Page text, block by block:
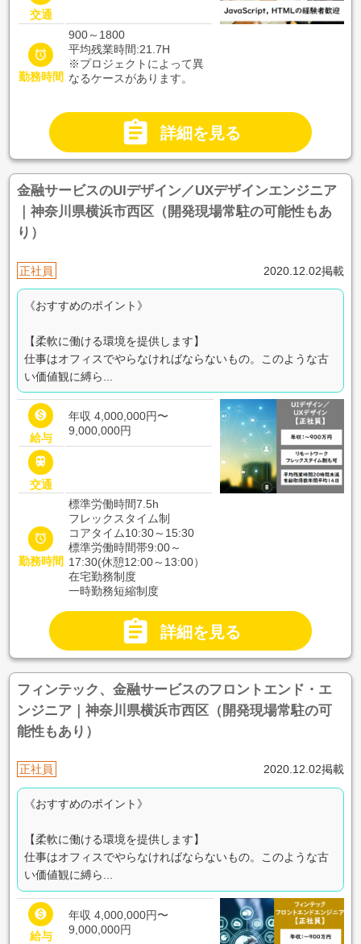
交通

勤務時間
900～1800
平均残業時間:21.7H
※プロジェクトによって異
なるケースがあります。
 詳細を見る
金融サービスのUIデザイン／UXデザインエンジニア
｜神奈川県横浜市西区（開発現場常駐の可能性もあ
り）
正社員 2020.12.02掲載
《おすすめのポイント》
【柔軟に働ける環境を提供します】
仕事はオフィスでやらなければならないもの。このような古
い価値観に縛ら...

給与
年収 4,000,000円〜
9,000,000円

交通

勤務時間
標準労働時間7.5h
フレックスタイム制
コアタイム10:30～15:30
標準労働時間帯9:00～
17:30(休憩12:00～13:00）
在宅勤務制度
一時勤務短縮制度
 詳細を見る
フィンテック、金融サービスのフロントエンド・エ
ンジニア｜神奈川県横浜市西区（開発現場常駐の可
能性もあり）
正社員 2020.12.02掲載
《おすすめのポイント》
【柔軟に働ける環境を提供します】
仕事はオフィスでやらなければならないもの。このような古
い価値観に縛ら...

給与
年収 4,000,000円〜
9,000,000円